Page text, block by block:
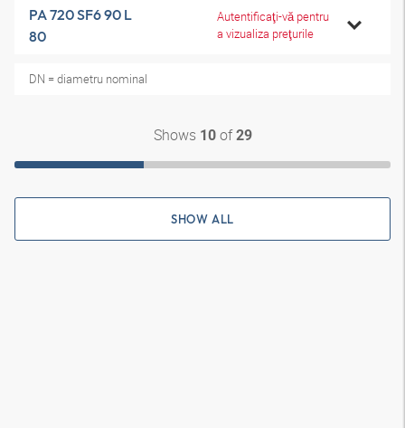
PA 720 SF6 90 L
80
Autentificaţi-vă pentru
a vizualiza preţurile
DN = diametru nominal
Shows 10of29
SHOW ALL